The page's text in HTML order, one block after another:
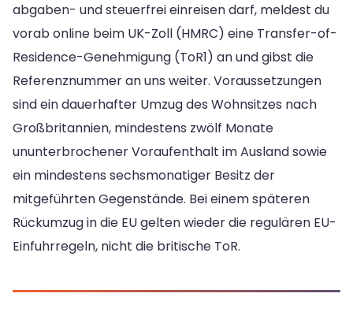
abgaben- und steuerfrei einreisen darf, meldest du
vorab online beim UK-Zoll (HMRC) eine Transfer-of-
Residence-Genehmigung (ToR1) an und gibst die
Referenznummer an uns weiter. Voraussetzungen
sind ein dauerhafter Umzug des Wohnsitzes nach
Großbritannien, mindestens zwölf Monate
ununterbrochener Voraufenthalt im Ausland sowie
ein mindestens sechsmonatiger Besitz der
mitgeführten Gegenstände. Bei einem späteren
Rückumzug in die EU gelten wieder die regulären EU-
Einfuhrregeln, nicht die britische ToR.